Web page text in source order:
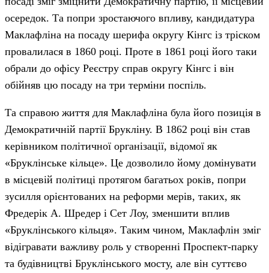
осередок. Та попри зростаючого впливу, кандидатура
Маклафліна на посаду шерифа округу Кінгс із тріском
провалилася в 1860 році. Проте в 1861 році його таки
обрали до офісу Реєстру справ округу Кінгс і він
обійняв цю посаду на три терміни поспіль.
Та справою життя для Маклафліна була його позиція в
Демократичній партії Брукліну. В 1862 році він став
керівником політичної організації, відомої як
«Бруклінське кільце». Це дозволило йому домінувати
в місцевій політиці протягом багатьох років, попри
зусилля орієнтованих на реформи мерів, таких, як
Фредерік А. Шредер і Сет Лоу, зменшити вплив
«Бруклінського кільця». Таким чином, Маклафлін зміг
відігравати важливу роль у створенні Проспект-парку
та будівництві Бруклінського мосту, але він суттєво